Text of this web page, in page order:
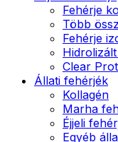
Fehérje
Több
Fehérje
Clear
Állati fehérjék
Kollagén
Marha
Éjjeli
Egyéb